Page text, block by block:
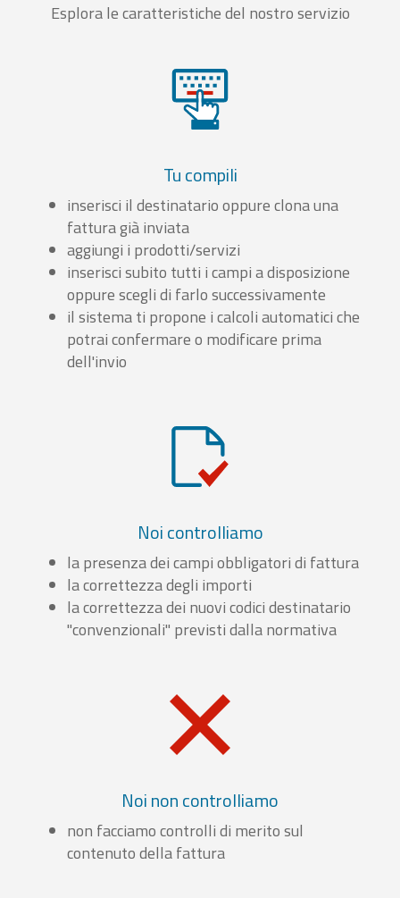
Esplora le caratteristiche del nostro servizio
Tu compili
inserisci il destinatario oppure clona una
fattura già inviata
aggiungi i prodotti/servizi
inserisci subito tutti i campi a disposizione
oppure scegli di farlo successivamente
il sistema ti propone i calcoli automatici che
potrai confermare o modificare prima
dell'invio
Noi controlliamo
la presenza dei campi obbligatori di fattura
la correttezza degli importi
la correttezza dei nuovi codici destinatario
"convenzionali" previsti dalla normativa
Noi non controlliamo
non facciamo controlli di merito sul
contenuto della fattura